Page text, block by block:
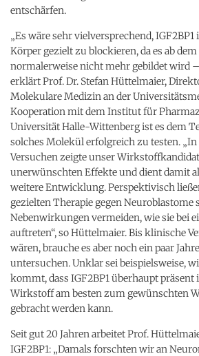
entschärfen.
„Es wäre sehr vielversprechend,
Körper gezielt zu blockieren, da es ab
normalerweise nicht mehr gebildet wird –
erklärt Prof. Dr. Stefan Hüttelmaier,
Molekulare Medizin an der
Kooperation mit dem Institut für
Universität Halle-Wittenberg ist es dem
solches Molekül erfolgreich zu testen.
Versuchen zeigte unser
unerwünschten Effekte und dient damit
weitere Entwicklung. Perspektivisch
gezielten Therapie gegen Neuroblastome
Nebenwirkungen vermeiden, wie sie bei
auftreten“, so Hüttelmaier. Bis klinische
wären, brauche es aber noch ein paar
untersuchen. Unklar sei beispielsweise,
kommt, dass IGF2BP1 überhaupt präsent
Wirkstoff am besten zum gewünschten
gebracht werden kann.
Seit gut 20 Jahren arbeitet Prof.
IGF2BP1: „Damals forschten wir an